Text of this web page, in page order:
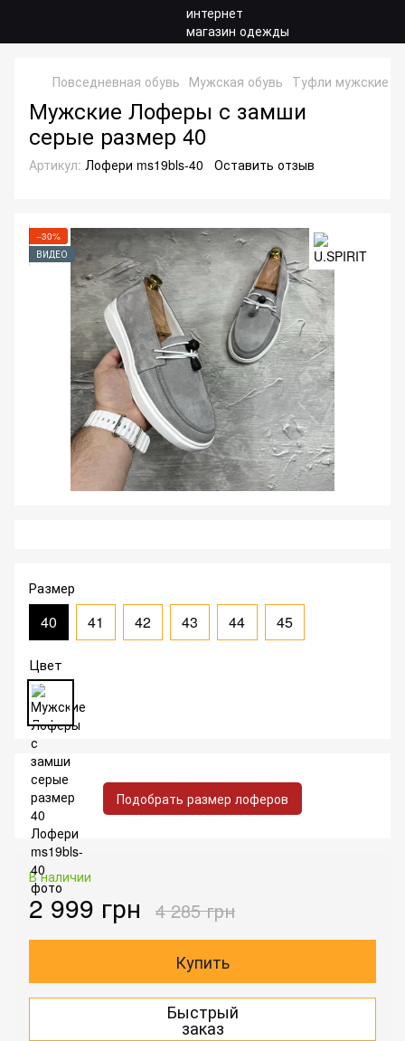
Повседневная обувь Мужская обувь Туфли мужские
Мужские Лоферы с замши
серые размер 40
Артикул: Лофери ms19bls-40 Оставить отзыв
−30%
ВИДЕО
Размер
40 41 42 43 44 45
Цвет
Подобрать размер лоферов
В наличии
2 999 грн 4 285 грн
Купить
Быстрый
заказ